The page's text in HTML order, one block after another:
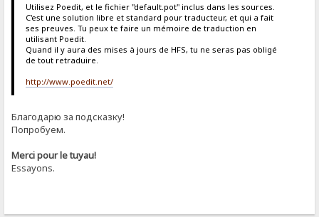
Utilisez Poedit, et le fichier "default.pot" inclus dans les sources.
C'est une solution libre et standard pour traducteur, et qui a fait
ses preuves. Tu peux te faire un mémoire de traduction en
utilisant Poedit.
Quand il y aura des mises à jours de HFS, tu ne seras pas obligé
de tout retraduire.
http://www.poedit.net/
Благодарю за подсказку!
Попробуем.
Merci pour le tuyau!
Essayons.